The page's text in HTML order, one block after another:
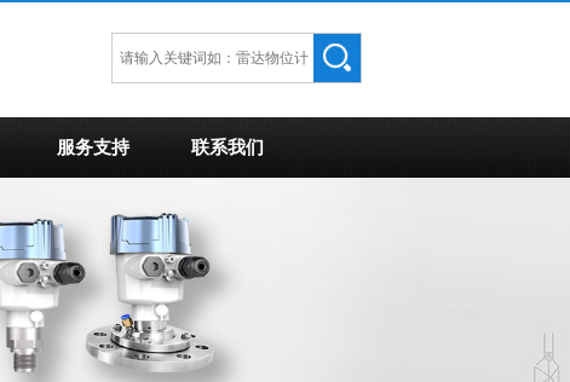
服务支持 联系我们